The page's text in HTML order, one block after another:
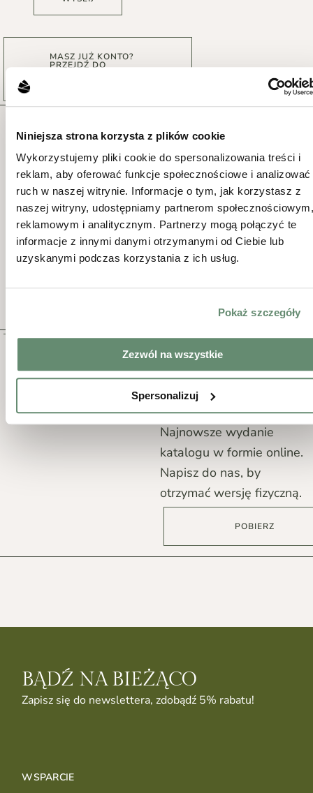
Niniejsza strona korzysta z plików cookie
Wykorzystujemy pliki cookie do spersonalizowania treści i
reklam, aby oferować funkcje społecznościowe i analizować
ruch w naszej witrynie. Informacje o tym, jak korzystasz z
naszej witryny, udostępniamy partnerom społecznościowym,
reklamowym i analitycznym. Partnerzy mogą połączyć te
informacje z innymi danymi otrzymanymi od Ciebie lub
uzyskanymi podczas korzystania z ich usług.
Pokaż szczegóły
Zezwól na wszystkie
Spersonalizuj
MASZ JUŻ KONTO?
PRZEJDŹ DO
BIERZEMY UDZIAŁ
W TARGACH NA
CAŁYM ŚWIECIE
byliśmy już na:
Katalog
2026
Najnowsze wydanie
katalogu w formie online.
Napisz do nas, by
otrzymać wersję fizyczną.
POBIERZ
BĄDŹ NA BIEŻĄCO
Zapisz się do newslettera, zdobądź 5% rabatu!
WSPARCIE